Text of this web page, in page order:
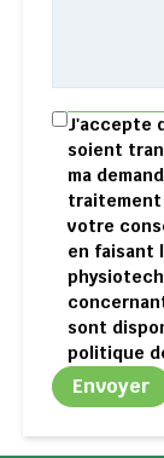
J'accepte
soient
ma
traitement
votre
en faisant
sont
politique